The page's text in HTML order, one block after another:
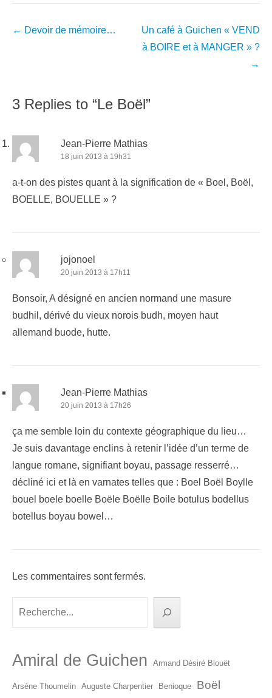
Navigation
← Devoir de mémoire…
Un café à Guichen « VEND
à BOIRE et à MANGER » ?
→
3 Replies to “Le Boël”
Jean-Pierre Mathias
18 juin 2013 à 19h31
a-t-on des pistes quant à la signification de « Boel, Boël,
BOELLE, BOUELLE » ?
jojonoel
20 juin 2013 à 17h11
Bonsoir, A désigné en ancien normand une masure
budhil, dérivé du vieux norois budh, moyen haut
allemand buode, hutte.
Jean-Pierre Mathias
20 juin 2013 à 17h26
ça me semble loin du contexte géographique du lieu…
Je suis davantage enclins à retenir l’idée d’un terme de
langue romane, signifiant boyau, passage resserré…
décliné ici et là en varnates telles que : Boel Boël Boylle
bouel boele boelle Boële Boëlle Boile botulus bodellus
botellus boyau bowel…
Les commentaires sont fermés.
Amiral de Guichen Armand Désiré Blouët
Arsène Thoumelin Auguste Charpentier Benioque
Boël